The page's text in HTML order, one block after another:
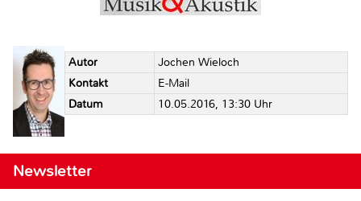
Autor
Jochen Wieloch
Kontakt
E-Mail
Datum
10.05.2016, 13:30 Uhr
Newsletter